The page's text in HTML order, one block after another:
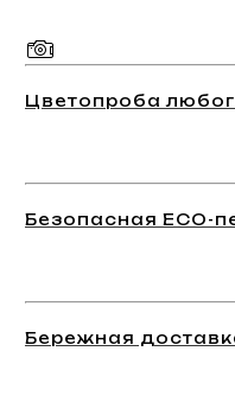
Цветопроба
Безопасная ECO-
Бережная